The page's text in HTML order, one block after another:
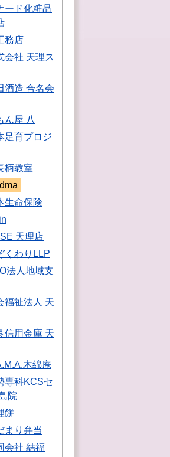
ード化粧品
務店
会社 天理ス
酒造 合名会
ん屋 八
足育プロジ
柄教室
生命保険
天理店
くわりLLP
法人地域支
福祉法人 天
信用金庫 天
木綿庵
専科KCSセ
院
餅
まり弁当
会社 結福